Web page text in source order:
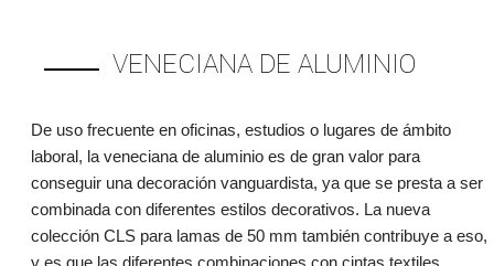
VENECIANA DE ALUMINIO
De uso frecuente en oficinas, estudios o lugares de ámbito
laboral, la veneciana de aluminio es de gran valor para
conseguir una decoración vanguardista, ya que se presta a ser
combinada con diferentes estilos decorativos. La nueva
colección CLS para lamas de 50 mm también contribuye a eso,